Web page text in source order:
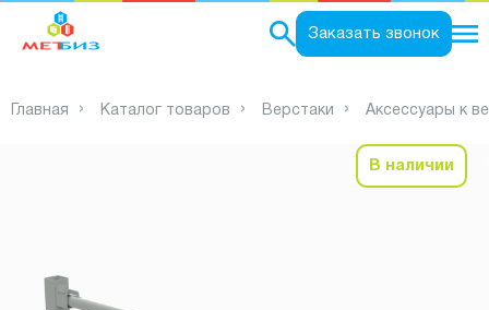
Заказать звонок
Главная Каталог товаров Верстаки Аксессуары к
В наличии